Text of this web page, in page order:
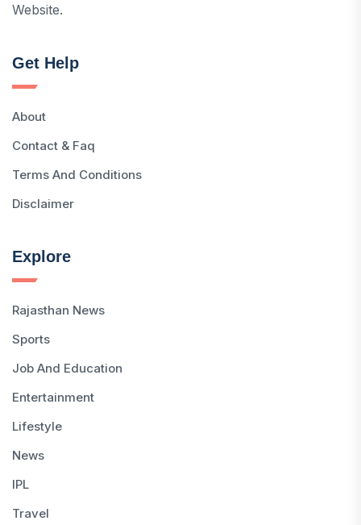
Website.
Get Help
About
Contact & Faq
Terms And Conditions
Disclaimer
Explore
Rajasthan News
Sports
Job And Education
Entertainment
Lifestyle
News
IPL
Travel